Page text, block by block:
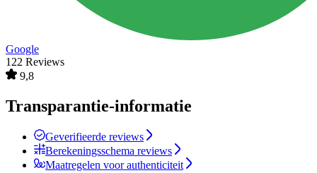
Google
122 Reviews
9,8
Transparantie-informatie
Geverifieerde reviews
Berekeningsschema reviews
Maatregelen voor authenticiteit